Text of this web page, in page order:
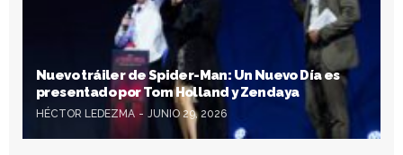
Nuevo tráiler de Spider-Man: Un Nuevo Día es
presentado por Tom Holland y Zendaya
HÉCTOR LEDEZMA JUNIO 29, 2026